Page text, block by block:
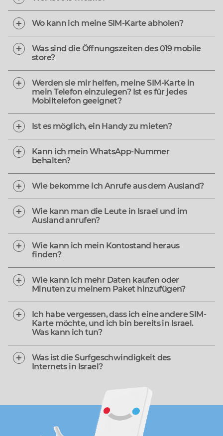
Wo kann ich meine SIM-Karte abholen?
Was sind die Öffnungszeiten des 019 mobile
store?
Werden sie mir helfen, meine SIM-Karte in
mein Telefon einzulegen? Ist es für jedes
Mobiltelefon geeignet?
Ist es möglich, ein Handy zu mieten?
Kann ich mein WhatsApp-Nummer
behalten?
Wie bekomme ich Anrufe aus dem Ausland?
Wie kann man die Leute in Israel und im
Ausland anrufen?
Wie kann ich mein Kontostand heraus
finden?
Wie kann ich mehr Daten kaufen oder
Minuten zu meinem Paket hinzufügen?
Ich habe vergessen, dass ich eine andere SIM-
Karte möchte, und ich bin bereits in Israel.
Was kann ich tun?
Was ist die Surfgeschwindigkeit des
Internets in Israel?